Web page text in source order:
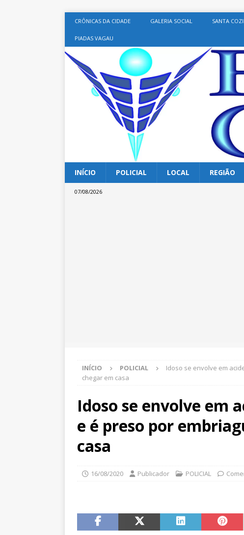
CRÔNICAS DA CIDADE GALERIA SOCIAL SANTA
PIADAS VAGAU
INÍCIO POLICIAL LOCAL REGIÃO
07/08/2026
INÍCIO POLICIAL
Idoso se envolve em
chegar em casa
Idoso se envolve em
e é preso por
casa
16/08/2020 Publicador POLICIAL